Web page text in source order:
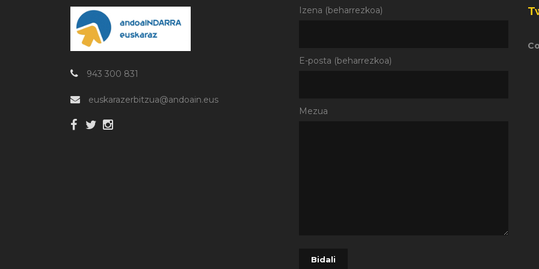
943 300 831
euskarazerbitzua@andoain.eus
Izena (beharrezkoa)
E-posta (beharrezkoa)
Mezua